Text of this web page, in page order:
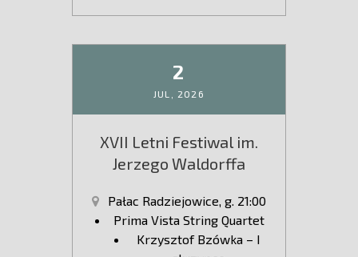
2
JUL, 2026
XVII Letni Festiwal im.
Jerzego Waldorffa
Pałac Radziejowice, g. 21:00
Prima Vista String Quartet
Krzysztof Bzówka – I